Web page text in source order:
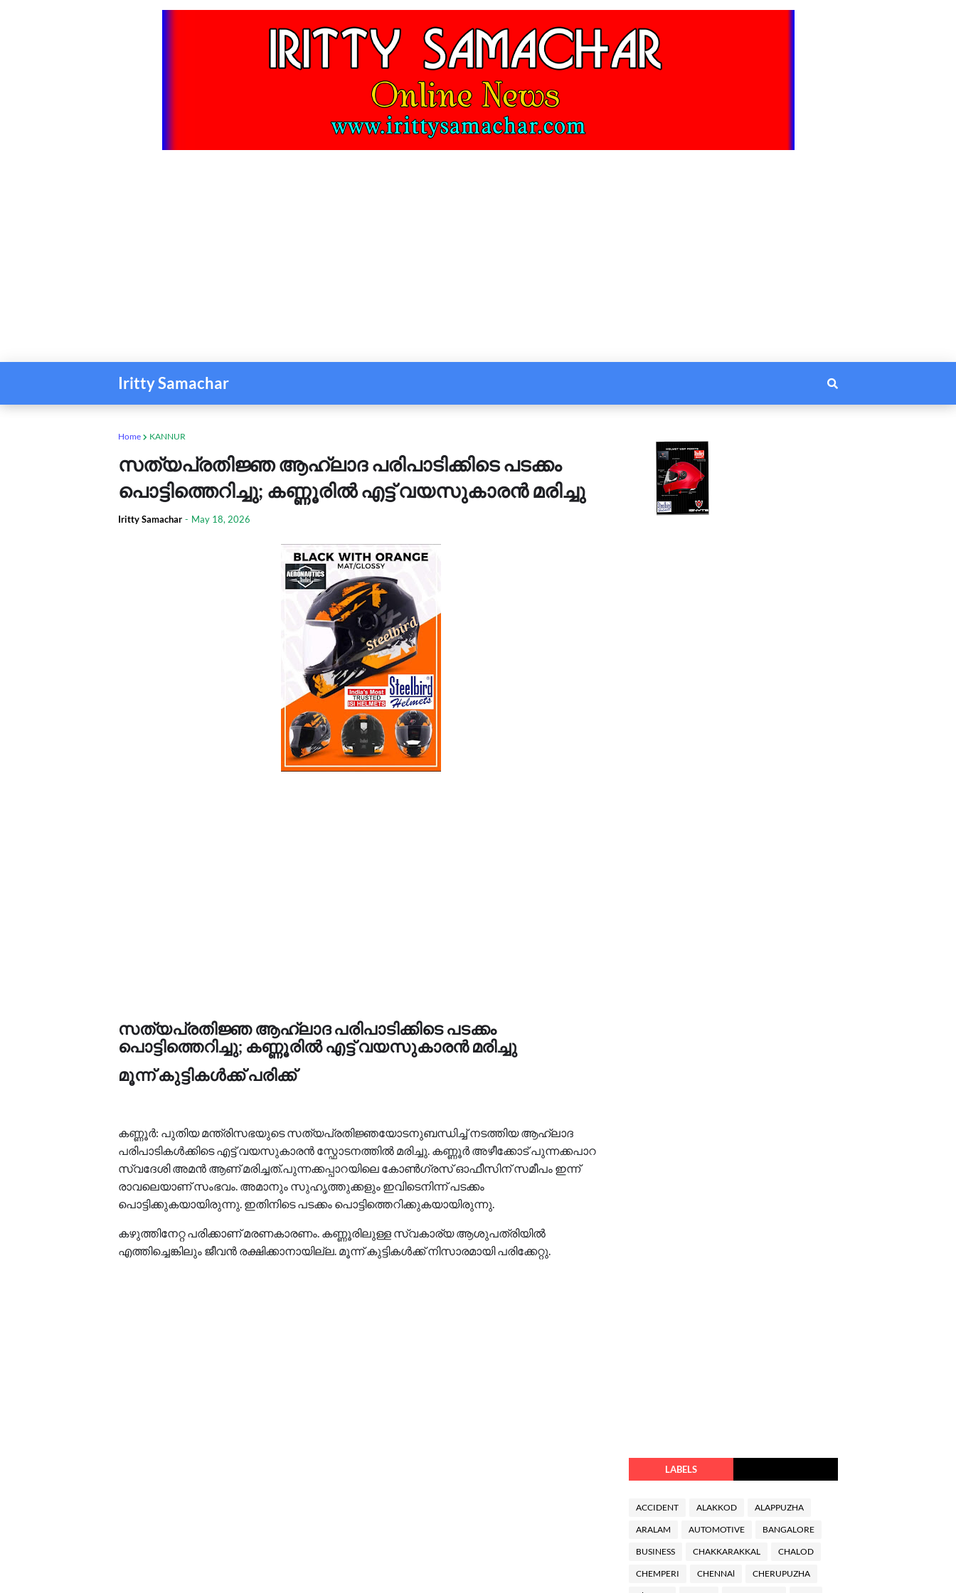
Iritty Samachar
Home KANNUR
സത്യപ്രതിജ്ഞ ആഹ്ലാദ പരിപാടിക്കിടെ പടക്കം
പൊട്ടിത്തെറിച്ചു; കണ്ണൂരിൽ എട്ട് വയസുകാരൻ മരിച്ചു
Iritty Samachar - May 18, 2026
സത്യപ്രതിജ്ഞ ആഹ്ലാദ പരിപാടിക്കിടെ പടക്കം
പൊട്ടിത്തെറിച്ചു; കണ്ണൂരിൽ എട്ട് വയസുകാരൻ മരിച്ചു
മൂന്ന് കുട്ടികൾക്ക് പരിക്ക്
കണ്ണൂർ: പുതിയ മന്ത്രിസഭയുടെ സത്യപ്രതിജ്ഞയോടനുബന്ധിച്ച് നടത്തിയ ആഹ്ലാദ
പരിപാടികൾക്കിടെ എട്ട് വയസുകാരൻ സ്ഫോടനത്തിൽ മരിച്ചു. കണ്ണൂർ അഴീക്കോട് പുന്നക്കപാറ
സ്വദേശി അമൻ ആണ് മരിച്ചത്.പുന്നക്കപ്പാറയിലെ കോൺ​ഗ്രസ് ഓഫീസിന് സമീപം ഇന്ന്
രാവലെയാണ് സംഭവം. അമാനും സുഹൃത്തുക്കളും ഇവിടെനിന്ന് പടക്കം
പൊട്ടിക്കുകയായിരുന്നു. ഇതിനിടെ പടക്കം പൊട്ടിത്തെറിക്കുകയായിരുന്നു.
കഴുത്തിനേറ്റ പരിക്കാണ് മരണകാരണം. കണ്ണൂരിലുള്ള സ്വകാര്യ ആശുപത്രിയിൽ
എത്തിച്ചെങ്കിലും ജീവൻ രക്ഷിക്കാനായില്ല. മൂന്ന് കുട്ടികൾക്ക് നിസാരമായി പരിക്കേറ്റു.
LABELS
ACCIDENT ALAKKOD ALAPPUZHA
ARALAM AUTOMOTIVE BANGALORE
BUSINESS CHAKKARAKKAL CHALOD
CHEMPERI CHENNAl CHERUPUZHA